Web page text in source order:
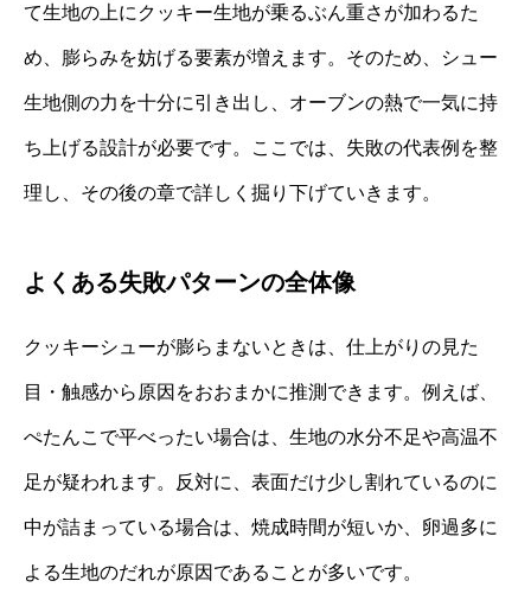
て生地の上にクッキー生地が乗るぶん重さが加わるた
め、膨らみを妨げる要素が増えます。そのため、シュー
生地側の力を十分に引き出し、オーブンの熱で一気に持
ち上げる設計が必要です。ここでは、失敗の代表例を整
理し、その後の章で詳しく掘り下げていきます。
よくある失敗パターンの全体像
クッキーシューが膨らまないときは、仕上がりの見た
目・触感から原因をおおまかに推測できます。例えば、
ぺたんこで平べったい場合は、生地の水分不足や高温不
足が疑われます。反対に、表面だけ少し割れているのに
中が詰まっている場合は、焼成時間が短いか、卵過多に
よる生地のだれが原因であることが多いです。